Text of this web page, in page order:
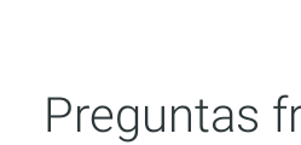
Preguntas